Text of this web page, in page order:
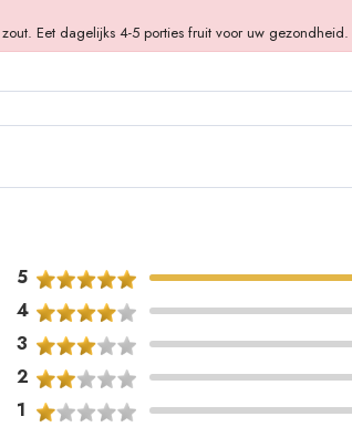
Eet dagelijks 4-5 porties fruit voor uw gezondheid.
5
4
3
2
1